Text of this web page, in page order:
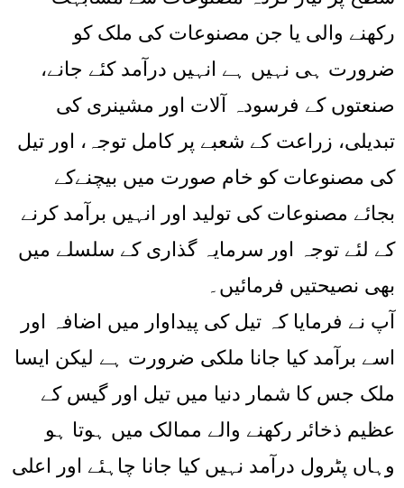
رکھنے والی یا جن مصنوعات کی ملک کو
ضرورت ہی نہیں ہے انہیں درآمد کئے جانے،
صنعتوں کے فرسودہ آلات اور مشینری کی
تبدیلی، زراعت کے شعبے پر کامل توجہ، اور تیل
کی مصنوعات کو خام صورت میں بیچنےکے
بجائے مصنوعات کی تولید اور انہیں برآمد کرنے
کے لئے توجہ اور سرمایہ گذاری کے سلسلے میں
بھی نصیحتیں فرمائیں۔
آپ نے فرمایا کہ تیل کی پیداوار میں اضافہ اور
اسے برآمد کیا جانا ملکی ضرورت ہے لیکن ایسا
ملک جس کا شمار دنیا میں تیل اور گیس کے
عظیم ذخائر رکھنے والے ممالک میں ہوتا ہو
وہاں پٹرول درآمد نہیں کیا جانا چاہئے اور اعلی